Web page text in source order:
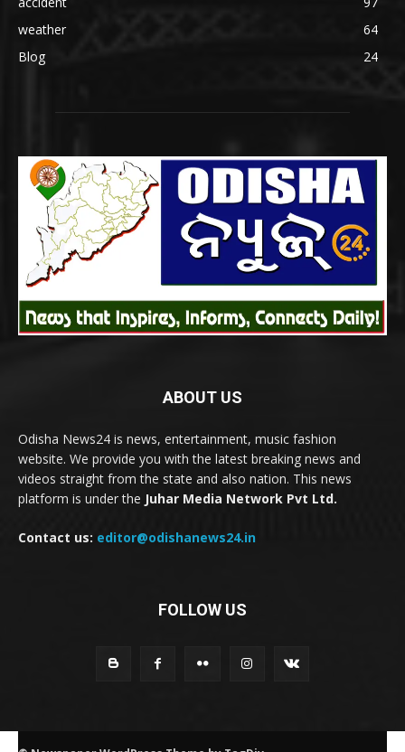
weather
64
Blog
24
ABOUT US
Odisha News24 is news, entertainment, music fashion
website. We provide you with the latest breaking news and
videos straight from the state and also nation. This news
platform is under the Juhar Media Network Pvt Ltd.
Contact us: editor@odishanews24.in
FOLLOW US